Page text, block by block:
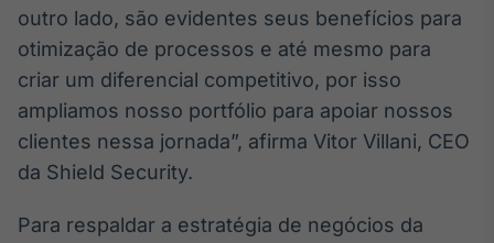
Broadcast
Wallboard
Conteúdos e
dados para
outro lado, são evidentes seus benefícios para
otimização de processos e até mesmo para
criar um diferencial competitivo, por isso
ampliamos nosso portfólio para apoiar nossos
clientes nessa jornada”, afirma Vitor Villani, CEO
da Shield Security.
Para respaldar a estratégia de negócios da